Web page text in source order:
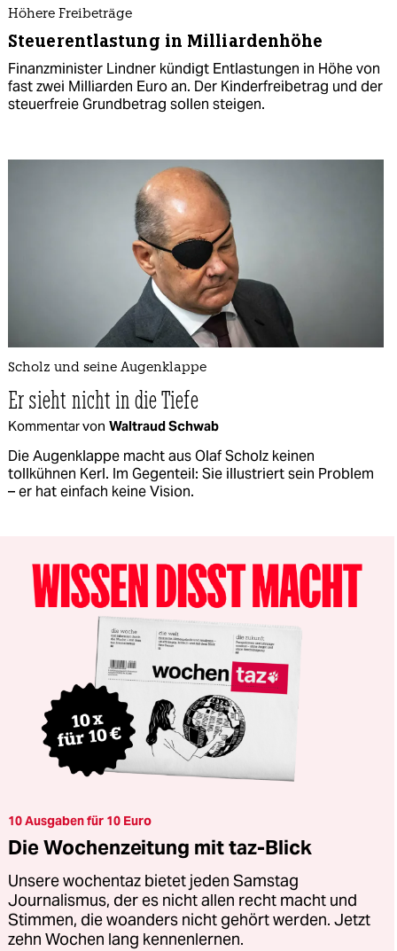
Höhere Freibeträge
Steuerentlastung in Milliardenhöhe
Finanzminister Lindner kündigt Entlastungen in Höhe von
fast zwei Milliarden Euro an. Der Kinderfreibetrag und der
steuerfreie Grundbetrag sollen steigen.
Scholz und seine Augenklappe
Er sieht nicht in die Tiefe
Kommentar von Waltraud Schwab
Die Augenklappe macht aus Olaf Scholz keinen
tollkühnen Kerl. Im Gegenteil: Sie illustriert sein Problem
– er hat einfach keine Vision.
10 Ausgaben für 10 Euro
Die Wochenzeitung mit taz-Blick
Unsere wochentaz bietet jeden Samstag
Journalismus, der es nicht allen recht macht und
Stimmen, die woanders nicht gehört werden. Jetzt
zehn Wochen lang kennenlernen.